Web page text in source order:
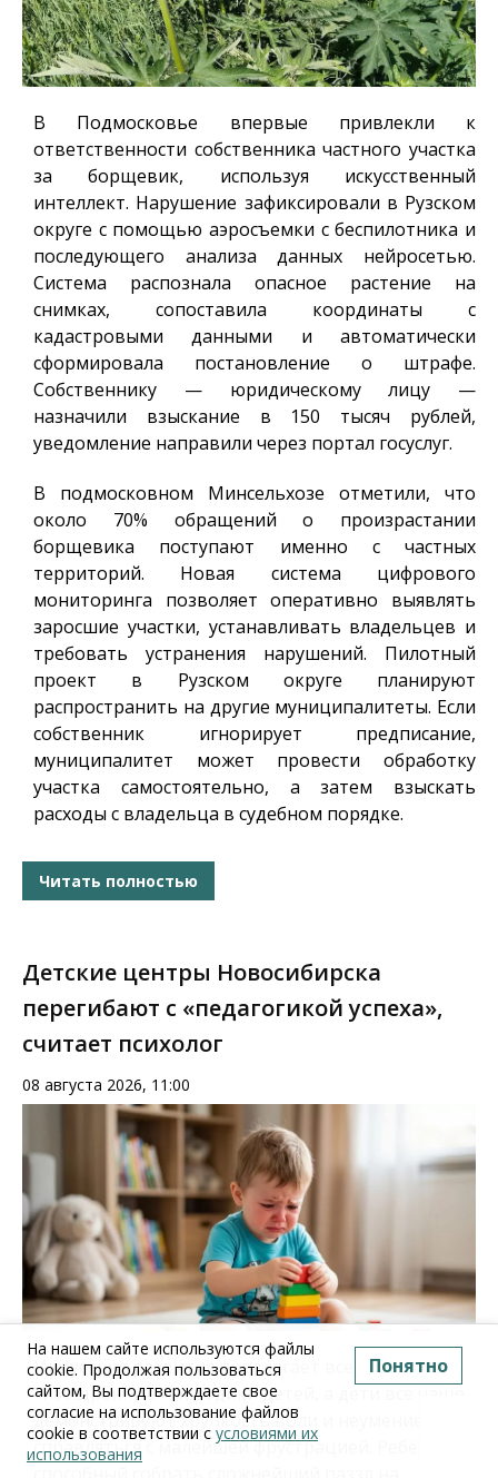
В Подмосковье впервые привлекли к
ответственности собственника частного участка
за борщевик, используя искусственный
интеллект. Нарушение зафиксировали в Рузском
округе с помощью аэросъемки с беспилотника и
последующего анализа данных нейросетью.
Система распознала опасное растение на
снимках, сопоставила координаты с
кадастровыми данными и автоматически
сформировала постановление о штрафе.
Собственнику — юридическому лицу —
назначили взыскание в 150 тысяч рублей,
уведомление направили через портал госуслуг.
В подмосковном Минсельхозе отметили, что
около 70% обращений о произрастании
борщевика поступают именно с частных
территорий. Новая система цифрового
мониторинга позволяет оперативно выявлять
заросшие участки, устанавливать владельцев и
требовать устранения нарушений. Пилотный
проект в Рузском округе планируют
распространить на другие муниципалитеты. Если
собственник игнорирует предписание,
муниципалитет может провести обработку
участка самостоятельно, а затем взыскать
расходы с владельца в судебном порядке.
Читать полностью
Детские центры Новосибирска
перегибают с «педагогикой успеха»,
считает психолог
08 августа 2026, 11:00
Индустрия развития предлагает всё более
«изощрённые» методики детей, а дети всё чаще
демонстрируют хрупкость воли и неумение
справляться с малейшей фрустрацией. Ребёнок,
На нашем сайте используются файлы
cookie. Продолжая пользоваться
сайтом, Вы подтверждаете свое
согласие на использование файлов
cookie в соответствии с условиями их
использования
Понятно